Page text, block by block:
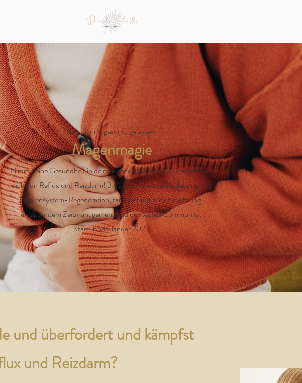
entspannt, gesund, gelassen
Magenmagie
Nimm deine Gesundheit in deine eigenen Hände und verabschiede
dich von Reflux und Reizdarm! 3 Monate Gruppenbegleitung mit
Nervensystem-Regeneration, familientauglicher Ernährung,
entspanntem Zeitmanagement und der besten Community.
Start: Ende Januar 2025
und überfordert und kämpfst
und Reizdarm?